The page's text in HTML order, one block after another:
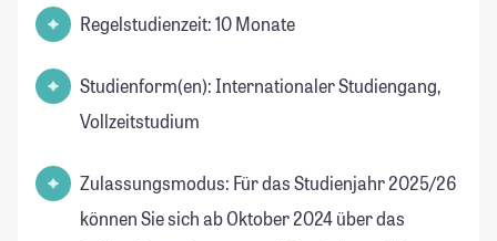
Regelstudienzeit: 10 Monate
Studienform(en): Internationaler Studiengang,
Vollzeitstudium
Zulassungsmodus: Für das Studienjahr 2025/26
können Sie sich ab Oktober 2024 über das